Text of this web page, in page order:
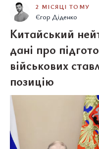
2 МІСЯЦІ ТОМУ
Єгор Діденко
Китайський
дані про
військових
позицію